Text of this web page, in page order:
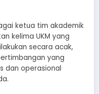
ketua tim akademik
kelima UKM yang
secara acak,
yang
dan operasional